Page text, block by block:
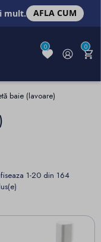
mult. AFLA CUM
0 0
baie (lavoare)
1-20 din 164